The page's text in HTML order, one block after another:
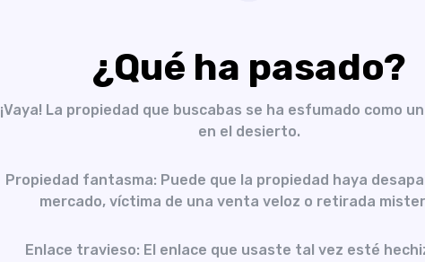
¿Qué ha pasado?
¡Vaya! La propiedad que buscabas se ha esfumado como
en el desierto.
Propiedad fantasma: Puede que la propiedad haya
mercado, víctima de una venta veloz o retirada
Enlace travieso: El enlace que usaste tal vez esté